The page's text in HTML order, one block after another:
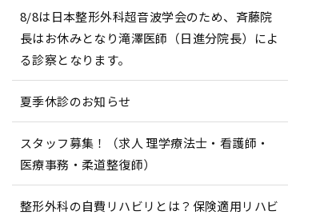
8/8は日本整形外科超音波学会のため、斉藤院
長はお休みとなり滝澤医師（日進分院長）によ
る診察となります。
夏季休診のお知らせ
スタッフ募集！（求人 理学療法士・看護師・
医療事務・柔道整復師）
整形外科の自費リハビリとは？保険適用リハビ